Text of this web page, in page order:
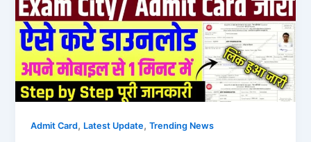
Admit Card, Latest Update,Trending News